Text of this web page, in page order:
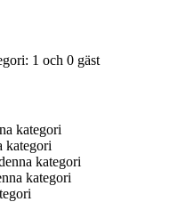
1 och 0 gäst
kategori
kategori
kategori
kategori